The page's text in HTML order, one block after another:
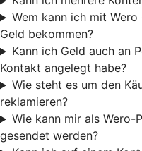
Wem kann ich mit
Geld bekommen?
Kann ich Geld auch an
Kontakt angelegt habe?
Wie steht es um den
reklamieren?
Wie kann mir als Wero-
gesendet werden?